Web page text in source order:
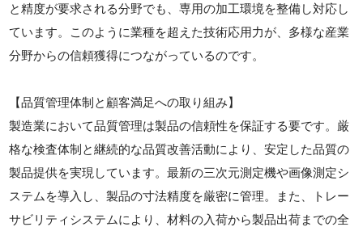
と精度が要求される分野でも、専用の加工環境を整備し対応し
ています。このように業種を超えた技術応用力が、多様な産業
分野からの信頼獲得につながっているのです。
【品質管理体制と顧客満足への取り組み】
製造業において品質管理は製品の信頼性を保証する要です。厳
格な検査体制と継続的な品質改善活動により、安定した品質の
製品提供を実現しています。最新の三次元測定機や画像測定シ
ステムを導入し、製品の寸法精度を厳密に管理。また、トレー
サビリティシステムにより、材料の入荷から製品出荷までの全